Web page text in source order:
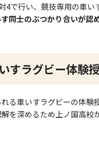
4で行い、競技専用の車
同士のぶつかり合いが認
すラグビー体験
る車いすラグビーの体
を深めるため上ノ国高校